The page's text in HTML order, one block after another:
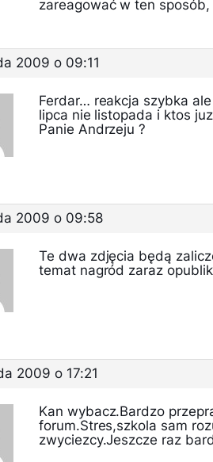
zareagować w ten
2009 o 09:11
Ferdar… reakcja szybka
lipca nie listopada i ktos
Panie Andrzeju ?
2009 o 09:58
Te dwa zdjęcia będą
temat nagród zaraz
2009 o 17:21
Kan wybacz.Bardzo
forum.Stres,szkola sam
zwyciezcy.Jeszcze raz